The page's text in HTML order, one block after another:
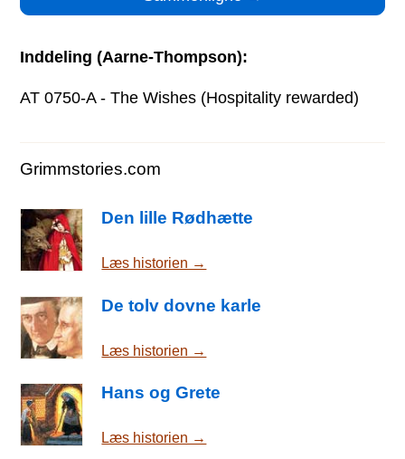
Inddeling (Aarne-Thompson):
AT 0750-A - The Wishes (Hospitality rewarded)
Grimmstories.com
Den lille Rødhætte
Læs historien →
De tolv dovne karle
Læs historien →
Hans og Grete
Læs historien →